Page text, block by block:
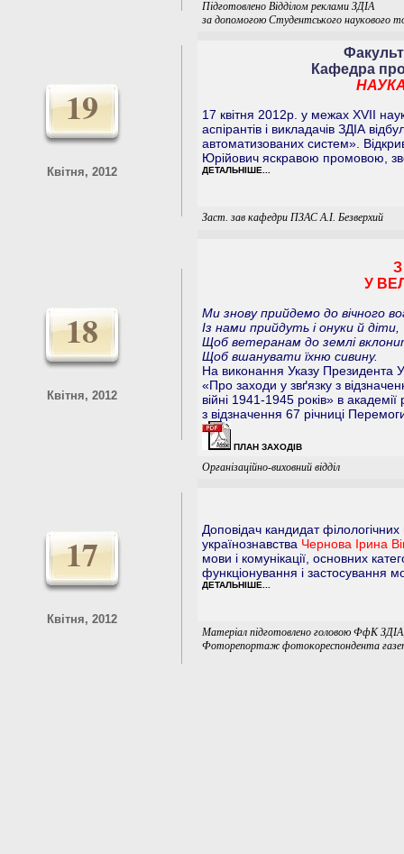
Підготовлено Відділом реклами ЗДІА
за допомогою Студентського наукового
19
Квітня, 2012
Кафедра
17 квітня 2012р. у межах ХVII
аспірантів і викладачів ЗДІА
автоматизованих систем».
Юрійович яскравою промовою,
ДЕТАЛЬНІШЕ...
Заст. зав кафедри ПЗАС А.І. Безверхий
18
Квітня, 2012
У
Ми знову прийдемо до вічного
Із нами прийдуть і онуки й діти,
Щоб ветеранам до землі
Щоб вшанувати їхню сивину.
На виконання Указу Президента
«Про заходи у звґязку з
війні 1941-1945 років» в
з відзначення 67 річниці
ПЛАН ЗАХОДІВ
Організаційно-виховний відділ
17
Квітня, 2012
Доповідач кандидат
українознавства Чернова Ірина
мови і комунікації, основних
функціонування і застосування
ДЕТАЛЬНІШЕ...
Матеріал підготовлено головою ФфК
Фоторепортаж фотокореспондента